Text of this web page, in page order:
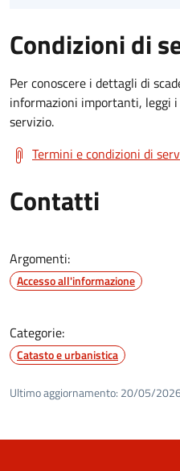
Condizioni di
Per conoscere i dettagli di
informazioni importanti, leggi
servizio.
Termini e condizioni di
Contatti
Argomenti:
Accesso all'informazione
Categorie:
Catasto e urbanistica
Ultimo aggiornamento: 20/05/